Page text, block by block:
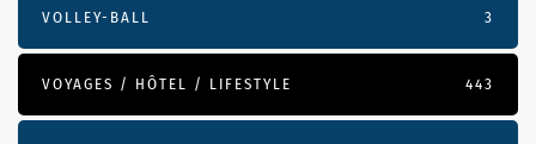
VOLLEY-BALL 3
VOYAGES / HÔTEL / LIFESTYLE 443